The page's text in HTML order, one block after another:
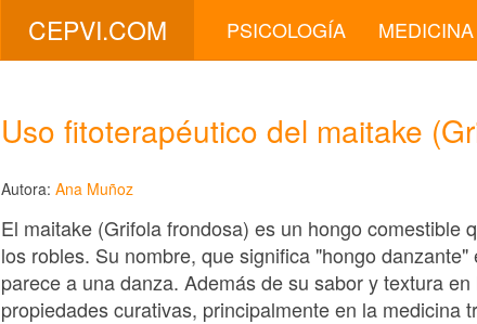
CEPVI.COM PSICOLOGÍA MEDICINA
Uso fitoterapéutico del maitake
Autora: Ana Muñoz
El maitake (Grifola frondosa) es un hongo comestible
los robles. Su nombre, que significa "hongo
parece a una danza. Además de su sabor y textura
propiedades curativas, principalmente en la medicina